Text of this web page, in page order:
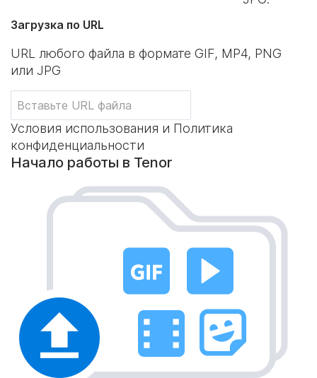
Загрузка по URL
URL любого файла в формате GIF, MP4, PNG
или JPG
Условия использования и Политика
конфиденциальности
Начало работы в Tenor